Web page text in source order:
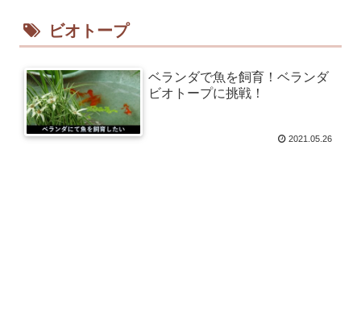
ビオトープ
ベランダで魚を飼育！ベランダ
ビオトープに挑戦！
2021.05.26